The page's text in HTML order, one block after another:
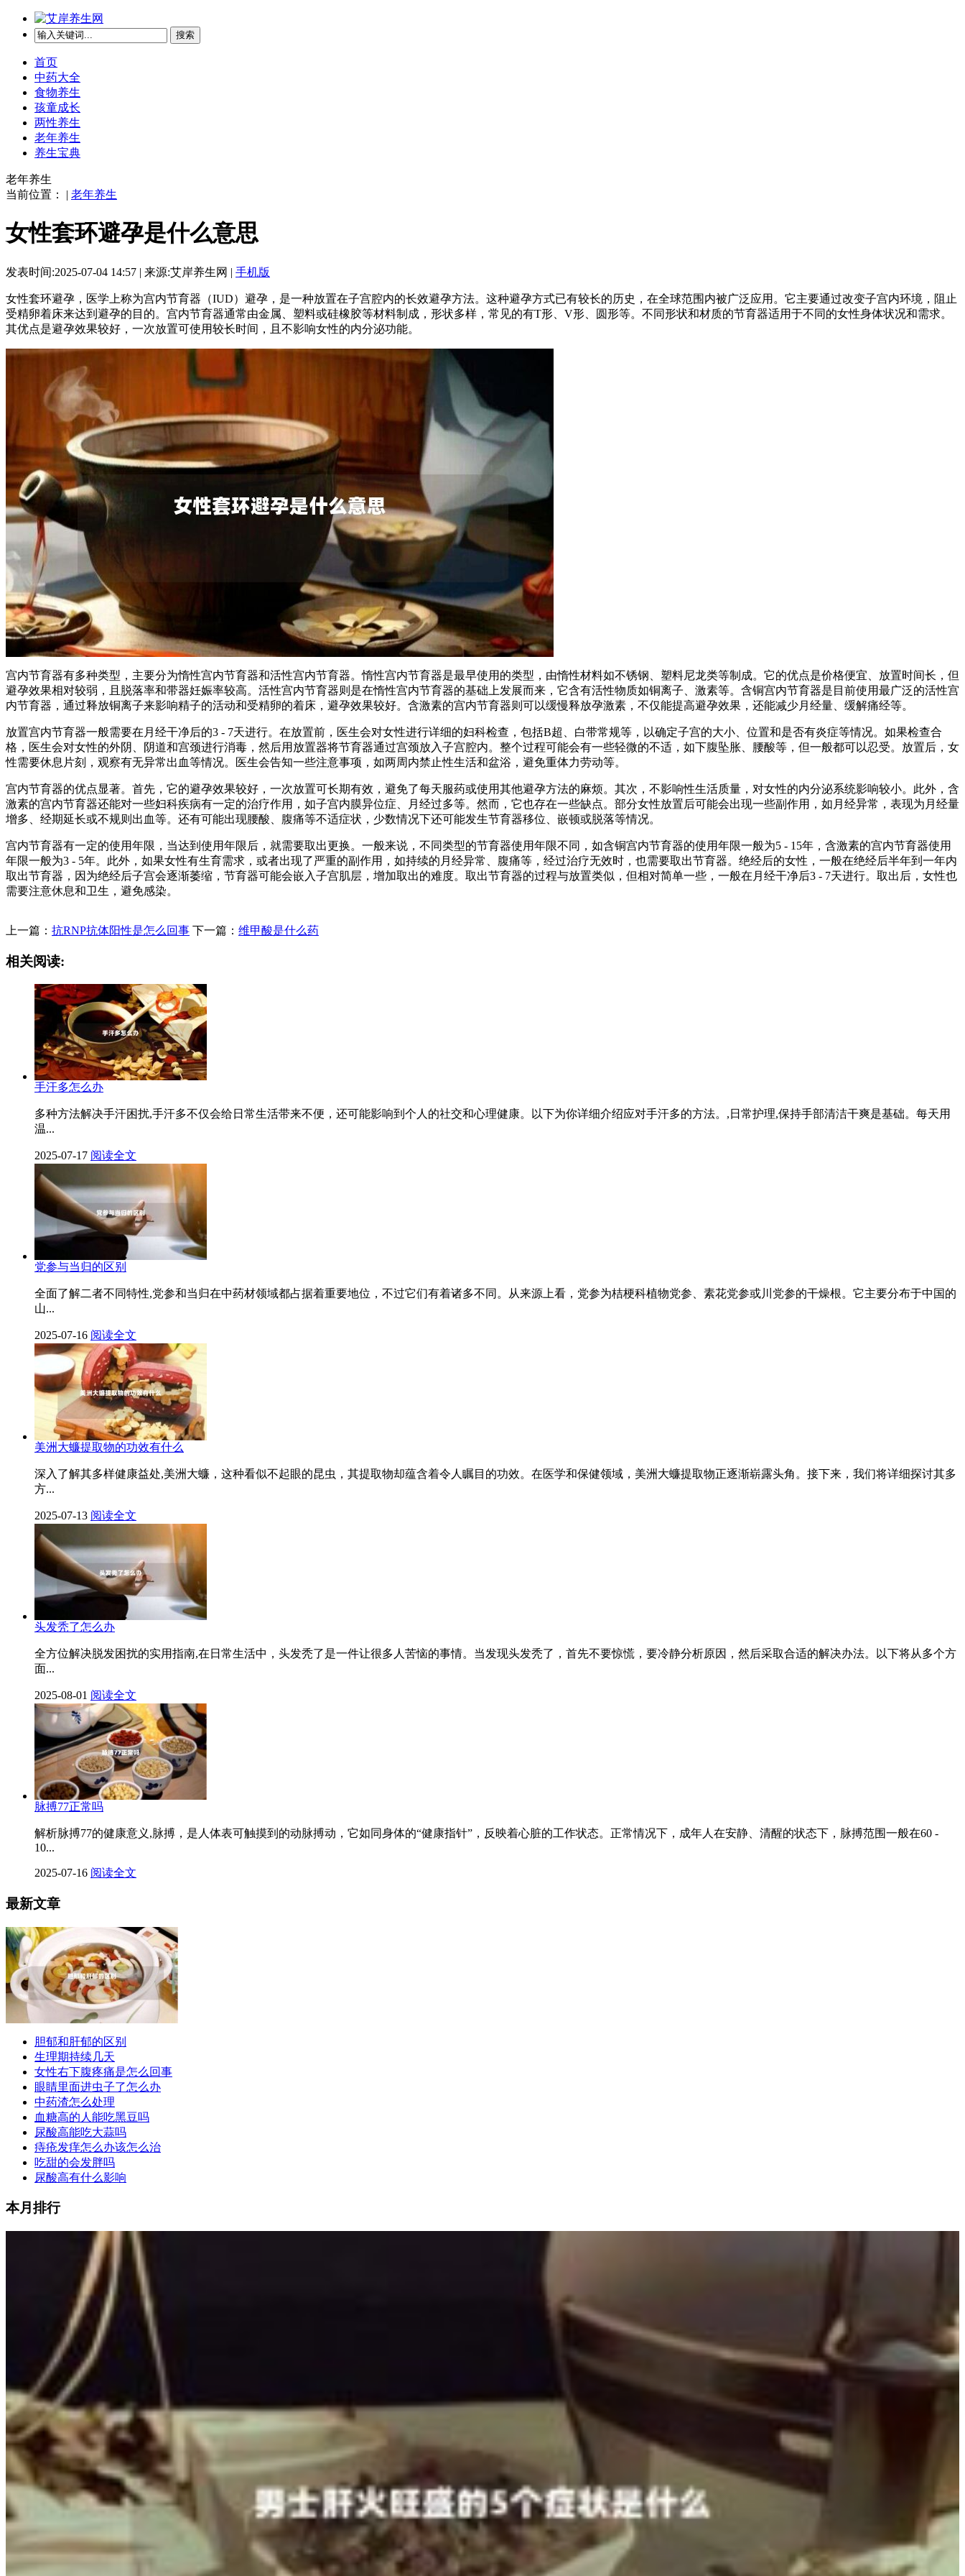
搜索
首页
中药大全
食物养生
孩童成长
两性养生
老年养生
养生宝典
老年养生
当前位置： | 老年养生
女性套环避孕是什么意思
发表时间:2025-07-04 14:57 | 来源:艾岸养生网 | 手机版
女性套环避孕，医学上称为宫内节育器（IUD）避孕，是一种放置在子宫腔内的长效避孕方法。这种避孕方式已有较长的历史，在全球范围内被广泛应用。它主要通过改变子宫内环境，阻止
受精卵着床来达到避孕的目的。宫内节育器通常由金属、塑料或硅橡胶等材料制成，形状多样，常见的有T形、V形、圆形等。不同形状和材质的节育器适用于不同的女性身体状况和需求。
其优点是避孕效果较好，一次放置可使用较长时间，且不影响女性的内分泌功能。
宫内节育器有多种类型，主要分为惰性宫内节育器和活性宫内节育器。惰性宫内节育器是最早使用的类型，由惰性材料如不锈钢、塑料尼龙类等制成。它的优点是价格便宜、放置时间长，但
避孕效果相对较弱，且脱落率和带器妊娠率较高。活性宫内节育器则是在惰性宫内节育器的基础上发展而来，它含有活性物质如铜离子、激素等。含铜宫内节育器是目前使用最广泛的活性宫
内节育器，通过释放铜离子来影响精子的活动和受精卵的着床，避孕效果较好。含激素的宫内节育器则可以缓慢释放孕激素，不仅能提高避孕效果，还能减少月经量、缓解痛经等。
放置宫内节育器一般需要在月经干净后的3 - 7天进行。在放置前，医生会对女性进行详细的妇科检查，包括B超、白带常规等，以确定子宫的大小、位置和是否有炎症等情况。如果检查合
格，医生会对女性的外阴、阴道和宫颈进行消毒，然后用放置器将节育器通过宫颈放入子宫腔内。整个过程可能会有一些轻微的不适，如下腹坠胀、腰酸等，但一般都可以忍受。放置后，女
性需要休息片刻，观察有无异常出血等情况。医生会告知一些注意事项，如两周内禁止性生活和盆浴，避免重体力劳动等。
宫内节育器的优点显著。首先，它的避孕效果较好，一次放置可长期有效，避免了每天服药或使用其他避孕方法的麻烦。其次，不影响性生活质量，对女性的内分泌系统影响较小。此外，含
激素的宫内节育器还能对一些妇科疾病有一定的治疗作用，如子宫内膜异位症、月经过多等。然而，它也存在一些缺点。部分女性放置后可能会出现一些副作用，如月经异常，表现为月经量
增多、经期延长或不规则出血等。还有可能出现腰酸、腹痛等不适症状，少数情况下还可能发生节育器移位、嵌顿或脱落等情况。
宫内节育器有一定的使用年限，当达到使用年限后，就需要取出更换。一般来说，不同类型的节育器使用年限不同，如含铜宫内节育器的使用年限一般为5 - 15年，含激素的宫内节育器使用
年限一般为3 - 5年。此外，如果女性有生育需求，或者出现了严重的副作用，如持续的月经异常、腹痛等，经过治疗无效时，也需要取出节育器。绝经后的女性，一般在绝经后半年到一年内
取出节育器，因为绝经后子宫会逐渐萎缩，节育器可能会嵌入子宫肌层，增加取出的难度。取出节育器的过程与放置类似，但相对简单一些，一般在月经干净后3 - 7天进行。取出后，女性也
需要注意休息和卫生，避免感染。
上一篇： 抗RNP抗体阳性是怎么回事 下一篇： 维甲酸是什么药
相关阅读:
手汗多怎么办
多种方法解决手汗困扰,手汗多不仅会给日常生活带来不便，还可能影响到个人的社交和心理健康。以下为你详细介绍应对手汗多的方法。,日常护理,保持手部清洁干爽是基础。每天用
温...
2025-07-17 阅读全文
党参与当归的区别
全面了解二者不同特性,党参和当归在中药材领域都占据着重要地位，不过它们有着诸多不同。从来源上看，党参为桔梗科植物党参、素花党参或川党参的干燥根。它主要分布于中国的
山...
2025-07-16 阅读全文
美洲大蠊提取物的功效有什么
深入了解其多样健康益处,美洲大蠊，这种看似不起眼的昆虫，其提取物却蕴含着令人瞩目的功效。在医学和保健领域，美洲大蠊提取物正逐渐崭露头角。接下来，我们将详细探讨其多
方...
2025-07-13 阅读全文
头发秃了怎么办
全方位解决脱发困扰的实用指南,在日常生活中，头发秃了是一件让很多人苦恼的事情。当发现头发秃了，首先不要惊慌，要冷静分析原因，然后采取合适的解决办法。以下将从多个方
面...
2025-08-01 阅读全文
脉搏77正常吗
解析脉搏77的健康意义,脉搏，是人体表可触摸到的动脉搏动，它如同身体的“健康指针”，反映着心脏的工作状态。正常情况下，成年人在安静、清醒的状态下，脉搏范围一般在60 -
10...
2025-07-16 阅读全文
最新文章
胆郁和肝郁的区别
生理期持续几天
女性右下腹疼痛是怎么回事
眼睛里面进虫子了怎么办
中药渣怎么处理
血糖高的人能吃黑豆吗
尿酸高能吃大蒜吗
痔疮发痒怎么办该怎么治
吃甜的会发胖吗
尿酸高有什么影响
本月排行